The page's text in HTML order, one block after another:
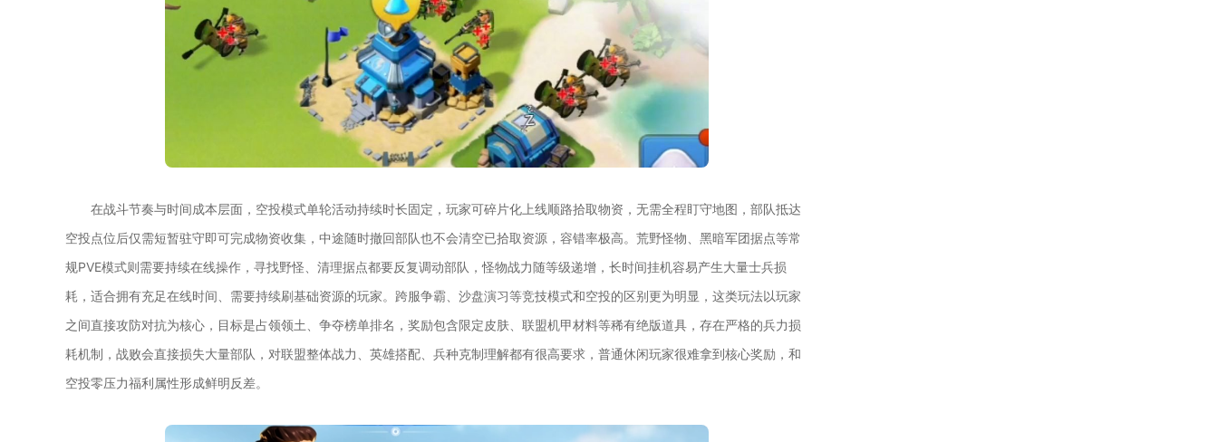
在战斗节奏与时间成本层面，空投模式单轮活动持续时长固定，玩家可碎片化上线顺路拾取物资，无需全程盯守地图，部队抵达
空投点位后仅需短暂驻守即可完成物资收集，中途随时撤回部队也不会清空已拾取资源，容错率极高。荒野怪物、黑暗军团据点等常
规PVE模式则需要持续在线操作，寻找野怪、清理据点都要反复调动部队，怪物战力随等级递增，长时间挂机容易产生大量士兵损
耗，适合拥有充足在线时间、需要持续刷基础资源的玩家。跨服争霸、沙盘演习等竞技模式和空投的区别更为明显，这类玩法以玩家
之间直接攻防对抗为核心，目标是占领领土、争夺榜单排名，奖励包含限定皮肤、联盟机甲材料等稀有绝版道具，存在严格的兵力损
耗机制，战败会直接损失大量部队，对联盟整体战力、英雄搭配、兵种克制理解都有很高要求，普通休闲玩家很难拿到核心奖励，和
空投零压力福利属性形成鲜明反差。